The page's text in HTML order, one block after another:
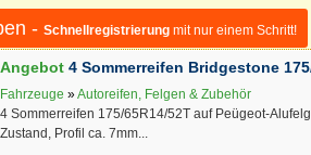
- Schnellregistrierung mit nur einem Schritt!
Angebot 4 Sommerreifen Bridgestone
Fahrzeuge »Autoreifen, Felgen & Zubehör
4 Sommerreifen 175/65R14/52T auf Peügeot-
Zustand, Profil ca. 7mm...